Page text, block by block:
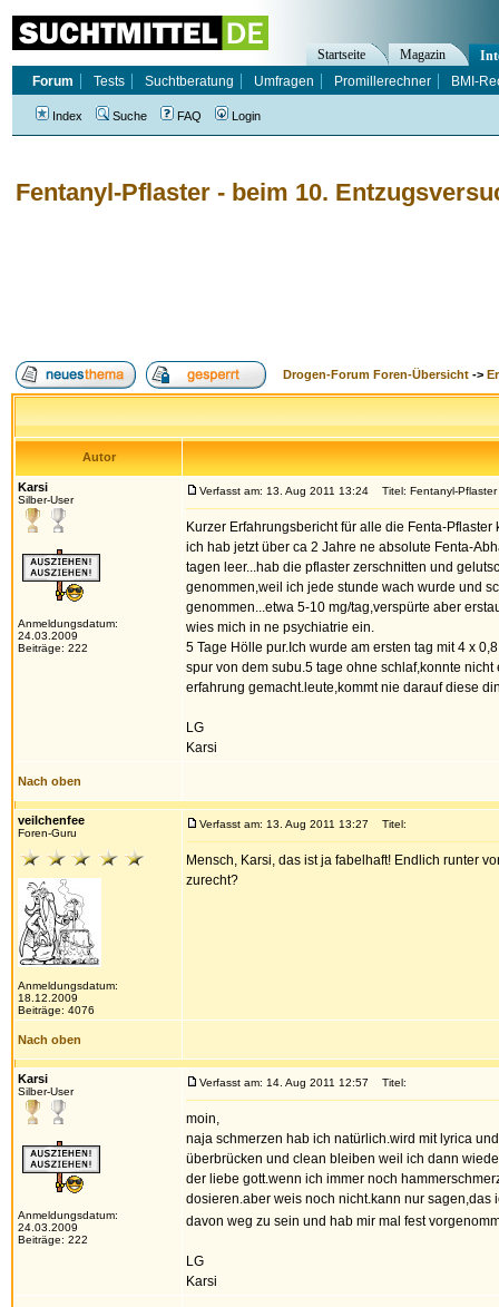
Fentanyl-Pflaster - beim 10.
Drogen-Forum Foren-Übersicht ->
Autor
Karsi
Silber-User
Anmeldungsdatum:
24.03.2009
Beiträge: 222
Verfasst am: 13. Aug 2011 13:24 Titel: Fentanyl-
Kurzer Erfahrungsbericht für alle die Fenta-Pflaster
ich hab jetzt über ca 2 Jahre ne absolute Fenta-
tagen leer...hab die pflaster zerschnitten und
genommen,weil ich jede stunde wach wurde und
genommen...etwa 5-10 mg/tag,verspürte aber
wies mich in ne psychiatrie ein.
5 Tage Hölle pur.Ich wurde am ersten tag mit 4 x
spur von dem subu.5 tage ohne schlaf,konnte
erfahrung gemacht.leute,kommt nie darauf diese
LG
Karsi
Nach oben
veilchenfee
Foren-Guru
Anmeldungsdatum:
18.12.2009
Beiträge: 4076
Verfasst am: 13. Aug 2011 13:27 Titel:
Mensch, Karsi, das ist ja fabelhaft! Endlich runter
zurecht?
Nach oben
Karsi
Silber-User
Anmeldungsdatum:
24.03.2009
Beiträge: 222
Verfasst am: 14. Aug 2011 12:57 Titel:
moin,
naja schmerzen hab ich natürlich.wird mit lyrica
überbrücken und clean bleiben weil ich dann
der liebe gott.wenn ich immer noch
dosieren.aber weis noch nicht.kann nur
davon weg zu sein und hab mir mal fest
LG
Karsi
Startseite Magazin
Forum
Tests Suchtberatung Umfragen Promillerechner BMI-
Index Suche FAQ Login